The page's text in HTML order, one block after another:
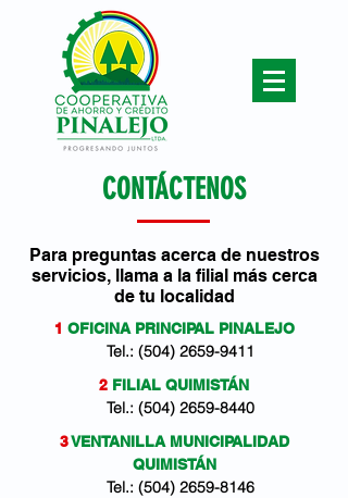
CONTÁCTENOS
Para preguntas acerca de nuestros
servicios, llama a la filial más cerca
de tu localidad
1 OFICINA PRINCIPAL PINALEJO
Tel.: (504) 2659-9411
2 FILIAL QUIMISTÁN
Tel.: (504) 2659-8440
3VENTANILLA MUNICIPALIDAD
QUIMISTÁN
Tel.: (504) 2659-8146